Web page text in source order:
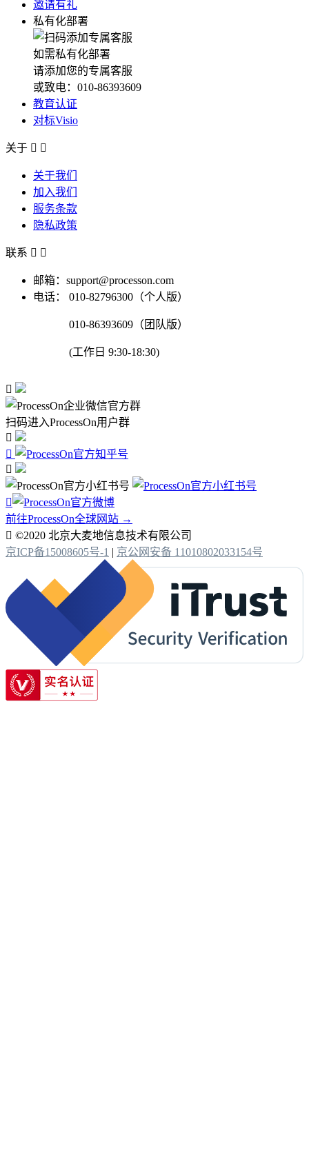
邀请有礼
私有化部署
如需私有化部署
请添加您的专属客服
或致电：010-86393609
教育认证
对标Visio
关于  
关于我们
加入我们
服务条款
隐私政策
联系  
邮箱：support@processon.com
电话：
010-82796300（个人版）
010-86393609（团队版）
(工作日 9:30-18:30)

扫码进入ProcessOn用户群




前往ProcessOn全球网站 →
 ©2020 北京大麦地信息技术有限公司
京ICP备15008605号-1 | 京公网安备 11010802033154号